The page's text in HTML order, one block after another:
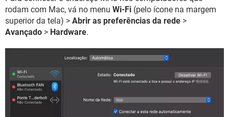
rodam com Mac, vá no menu Wi-Fi (pelo ícone na margem
superior da tela) > Abrir as preferências da rede >
Avançado > Hardware.